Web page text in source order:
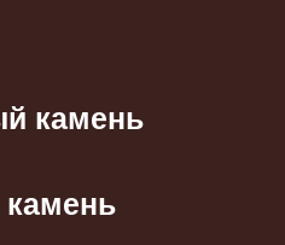
камень